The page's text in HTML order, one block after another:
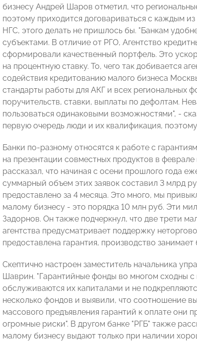
бизнесу Андрей Шаров отметил, что
поэтому приходится договариваться с каждым
НГС, этого делать не пришлось бы. "Банкам
субъектами. В отличие от РГО, Агентство
сформировали качественный портфель. Это
на процентную ставку. То, чего так добивается
содействия кредитованию малого бизнеса
стандарты работы для АКГ и всех региональных
поручительств, ставки, выплаты по дефолтам.
пользоваться одинаковыми возможностями", -
первую очередь люди и их квалификация,
Банки по-разному относятся к работе с
на презентации совместных продуктов в
рассказал, что начиная с осени прошлого года
суммарный объем этих заявок составил 3 млрд
предоставлено за 4 месяца. Это много, мы
малому бизнесу - это порядка 10 млн руб. Эти
Задорнов. Он также подчеркнул, что две трети
агентства предусматривает поддержку
предоставлена гарантия, производство
Скептично настроен заместитель начальника
Шаврин. "Гарантийные фонды во многом сходны
обслуживаются их капиталами и не
несколько фондов и выявили, что соотношение
массового предъявления гарантий к оплате они
огромные риски". В другом банке "РГБ" также
малому бизнесу выдают только при наличии